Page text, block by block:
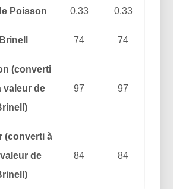
Poisson 0.33 0.33
74 74
(converti
valeur de
97 97
(converti à
de
84 84